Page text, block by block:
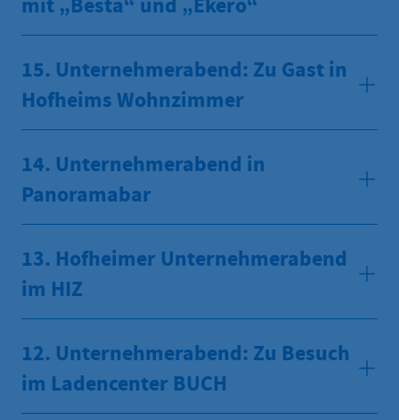
15. Unternehmerabend: Zu Gast in
Hofheims Wohnzimmer
14. Unternehmerabend in
Panoramabar
13. Hofheimer Unternehmerabend
im HIZ
12. Unternehmerabend: Zu Besuch
im Ladencenter BUCH